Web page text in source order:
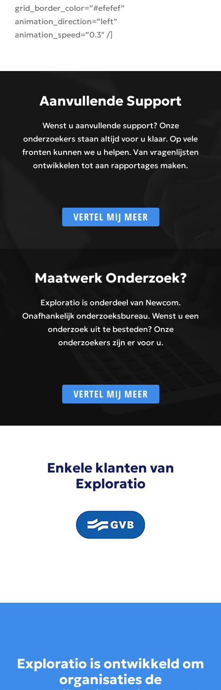
grid_border_color=”#efefef”
animation_direction=”left”
animation_speed=”0.3″ /]
Aanvullende Support
Wenst u aanvullende support? Onze
onderzoekers staan altijd voor u klaar. Op vele
fronten kunnen we u helpen. Van vragenlijsten
ontwikkelen tot aan rapportages maken.
VERTEL MIJ MEER
Maatwerk Onderzoek?
Exploratio is onderdeel van Newcom.
Onafhankelijk onderzoeksbureau. Wenst u een
onderzoek uit te besteden? Onze
onderzoekers zijn er voor u.
VERTEL MIJ MEER
Enkele klanten van
Exploratio
Exploratio is ontwikkeld om
organisaties de